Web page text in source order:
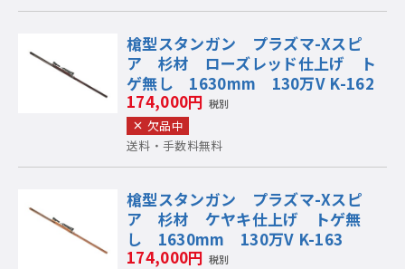
槍型スタンガン プラズマ-Xスピ
ア 杉材 ローズレッド仕上げ ト
ゲ無し 1630mm 130万V K-162
174,000円 税別
欠品中
送料・手数料無料
槍型スタンガン プラズマ-Xスピ
ア 杉材 ケヤキ仕上げ トゲ無
し 1630mm 130万V K-163
174,000円 税別